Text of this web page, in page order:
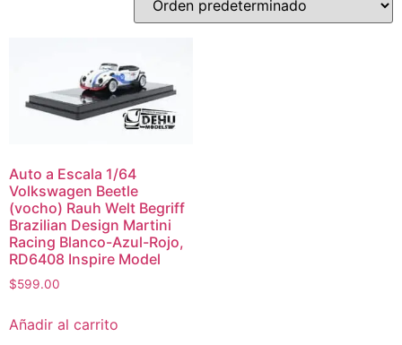
Auto a Escala 1/64
Volkswagen Beetle
(vocho) Rauh Welt Begriff
Brazilian Design Martini
Racing Blanco-Azul-Rojo,
RD6408 Inspire Model
$599.00
Añadir al carrito